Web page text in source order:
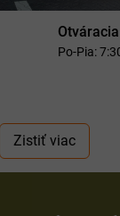
Po-Pia:
Zistiť viac